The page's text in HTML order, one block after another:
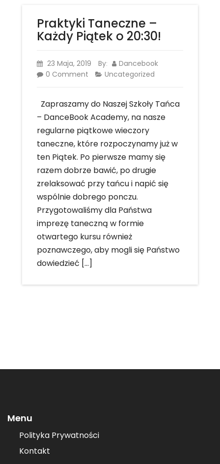
Praktyki Taneczne –
Każdy Piątek o 20:30!
23 Maja, 2019 By:
Dancebook
0 Comment
Uncategorized
Zapraszamy do Naszej Szkoły Tańca
– DanceBook Academy, na nasze
regularne piątkowe wieczory
taneczne, które rozpoczynamy już w
ten Piątek. Po pierwsze mamy się
razem dobrze bawić, po drugie
zrelaksować przy tańcu i napić się
wspólnie dobrego ponczu.
Przygotowaliśmy dla Państwa
imprezę taneczną w formie
otwartego kursu również
poznawczego, aby mogli się Państwo
dowiedzieć […]
Menu
Polityka Prywatności
Kontakt